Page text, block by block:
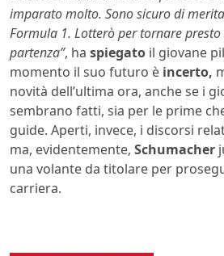
imparato molto. Sono sicuro di
Formula 1. Lotterò per tornare
partenza”, ha spiegato il giovane
momento il suo futuro è incerto,
novità dell’ultima ora, anche se i
sembrano fatti, sia per le prime
guide. Aperti, invece, i discorsi
ma, evidentemente, Schumacher
una volante da titolare per
carriera.